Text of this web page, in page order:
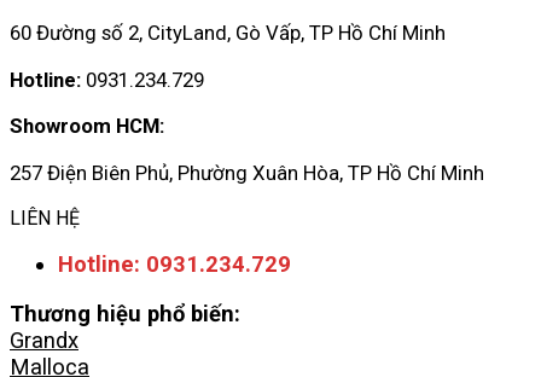
60 Đường số 2, CityLand, Gò Vấp, TP Hồ Chí Minh
Hotline: 0931.234.729
Showroom HCM:
257 Điện Biên Phủ, Phường Xuân Hòa, TP Hồ Chí Minh
LIÊN HỆ
Hotline: 0931.234.729
Thương hiệu phổ biến:
Grandx
Malloca